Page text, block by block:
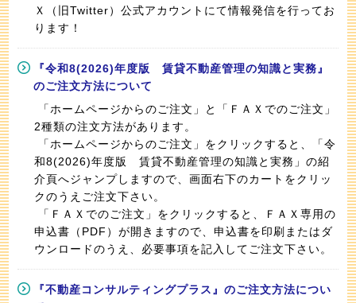
Ｘ（旧Twitter）公式アカウントにて情報発信を行ってお
ります！
『令和8(2026)年度版 賃貸不動産管理の知識と実務』
のご注文方法について
「ホームページからのご注文」と「ＦＡＸでのご注文」
2種類の注文方法があります。
「ホームページからのご注文」をクリックすると、「令
和8(2026)年度版 賃貸不動産管理の知識と実務」の紹
介頁へジャンプしますので、画面右下のカートをクリッ
クのうえご注文下さい。
「ＦＡＸでのご注文」をクリックすると、ＦＡＸ専用の
申込書（PDF）が開きますので、申込書を印刷またはダ
ウンロードのうえ、必要事項を記入してご注文下さい。
『不動産コンサルティングプラス』のご注文方法につい